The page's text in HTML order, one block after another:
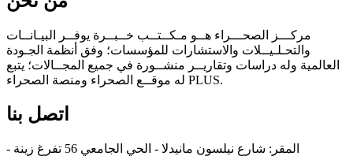
مركـــز الصحـــراء هــو مـكــتــب خــبــرة يوفــر البيـانــات
والتحـلـيــلات والاستشارات للمؤسسات؛ وفق أنظمة الجـودة
العالمية وله دراسات وتقاريــر منشــورة في جميع المجــالات؛ يتبع
له موقــع الصحراء ومنصة الصحراء PLUS.
اتصل بنا
المقر: شارع نيلسون مانيدلا - الحي الجامعي 56 تفرغ زينة -